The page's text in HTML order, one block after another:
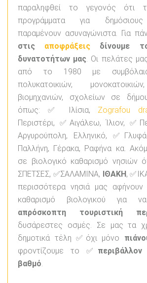
παραληφθεί το γεγονός ότι
προγράμματα για δημόσιους
παραμένουν ασυναγώνιστα. Για
στις αποφράξεις δίνουμε
δυνατοτήτων μας . Οι πελάτες
από το 1980 με συμβόλαια
πολυκατοικιών,
βιομηχανιών, σχολείων σε
όπως: ✅ Ιλίσια, Zografou
Περιστέρι, ✅Αιγάλεω, Ίλιον,
Αργυρούπολη, Ελληνικό,
Παλλήνη, Γέρακα, Ραφήνα κα.
σε βιολογικό καθαρισμό νησιών
ΣΠΕΤΣΕΣ, ✅ΣΑΛΑΜΙΝΑ, ΙΘΑΚΗ,
περισσότερα νησιά μας
καθαρισμό βιολογικού για
απρόσκοπτη τουριστική
δυσάρεστες οσμές. Σε μας τα
δημοτικά τέλη ✅όχι μόνο
φροντίζουμε το ✅
βαθμό